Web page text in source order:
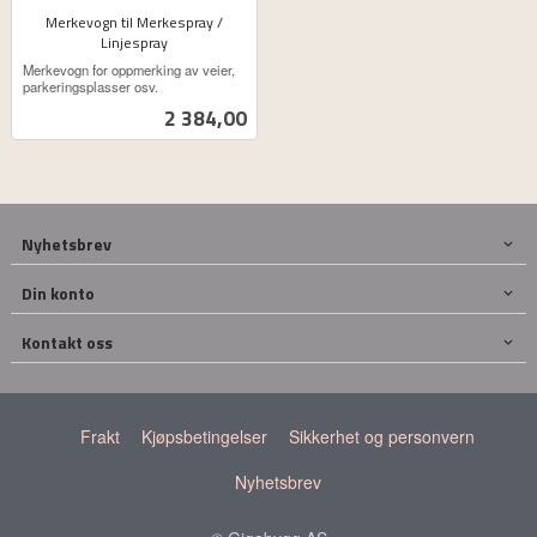
Merkevogn til Merkespray /
Linjespray
Pris
2 384,00
ekskl.
mva.
Merkevogn for oppmerking av veier,
parkeringsplasser osv.
Nyhetsbrev
Din konto
Kontakt oss
Frakt Kjøpsbetingelser
Sikkerhet og personvern
Nyhetsbrev